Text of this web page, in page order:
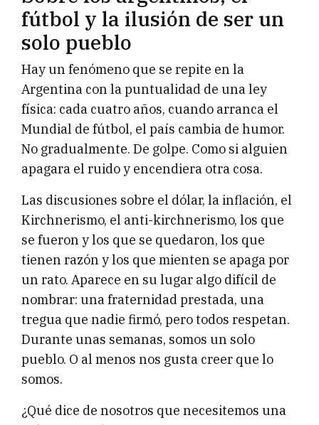
fútbol y la ilusión de ser un
solo pueblo
Hay un fenómeno que se repite en la
Argentina con la puntualidad de una ley
física: cada cuatro años, cuando arranca el
Mundial de fútbol, el país cambia de humor.
No gradualmente. De golpe. Como si alguien
apagara el ruido y encendiera otra cosa.
Las discusiones sobre el dólar, la inflación, el
Kirchnerismo, el anti-kirchnerismo, los que
se fueron y los que se quedaron, los que
tienen razón y los que mienten se apaga por
un rato. Aparece en su lugar algo difícil de
nombrar: una fraternidad prestada, una
tregua que nadie firmó, pero todos respetan.
Durante unas semanas, somos un solo
pueblo. O al menos nos gusta creer que lo
somos.
¿Qué dice de nosotros que necesitemos una